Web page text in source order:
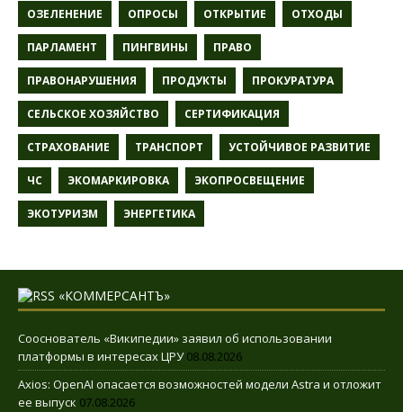
ОЗЕЛЕНЕНИЕ ОПРОСЫ ОТКРЫТИЕ ОТХОДЫ
ПАРЛАМЕНТ ПИНГВИНЫ ПРАВО
ПРАВОНАРУШЕНИЯ ПРОДУКТЫ ПРОКУРАТУРА
СЕЛЬСКОЕ ХОЗЯЙСТВО СЕРТИФИКАЦИЯ
СТРАХОВАНИЕ ТРАНСПОРТ УСТОЙЧИВОЕ РАЗВИТИЕ
ЧС ЭКОМАРКИРОВКА ЭКОПРОСВЕЩЕНИЕ
ЭКОТУРИЗМ ЭНЕРГЕТИКА
«КОММЕРСАНТЪ»
Сооснователь «Википедии» заявил об использовании
платформы в интересах ЦРУ 08.08.2026
Axios: OpenAI опасается возможностей модели Astra и отложит
ее выпуск 07.08.2026